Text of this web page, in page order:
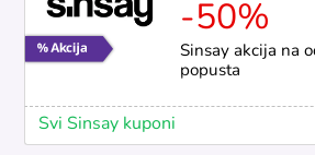
-50%
Sinsay akcija na
popusta
Svi Sinsay kuponi